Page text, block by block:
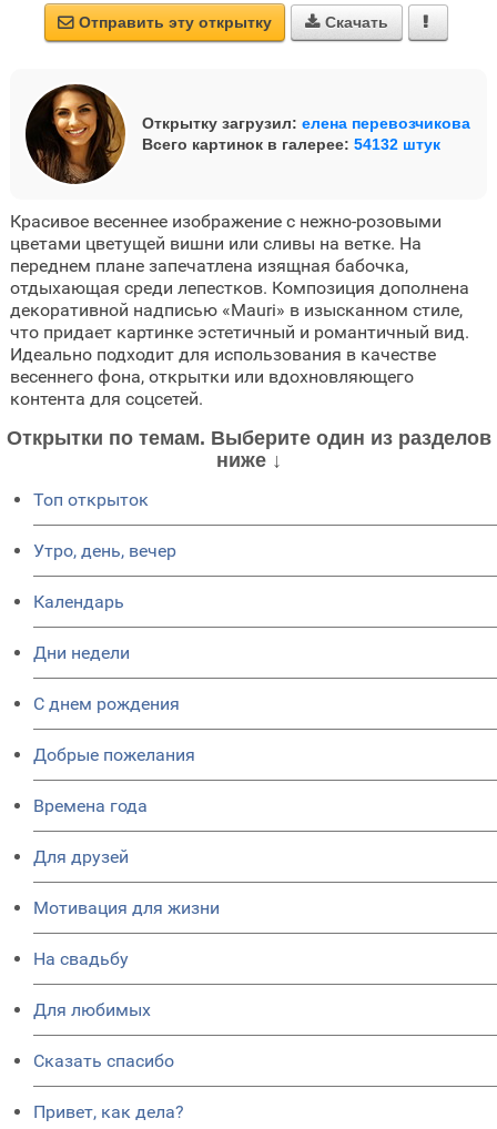
 Отправить эту открытку  Скачать 
Открытку загрузил: елена перевозчикова
Всего картинок в галерее: 54132 штук
Красивое весеннее изображение с нежно-розовыми
цветами цветущей вишни или сливы на ветке. На
переднем плане запечатлена изящная бабочка,
отдыхающая среди лепестков. Композиция дополнена
декоративной надписью «Mauri» в изысканном стиле,
что придает картинке эстетичный и романтичный вид.
Идеально подходит для использования в качестве
весеннего фона, открытки или вдохновляющего
контента для соцсетей.
Открытки по темам. Выберите один из разделов
ниже ↓
Топ открыток
Утро, день, вечер
Календарь
Дни недели
C днем рождения
Добрые пожелания
Времена года
Для друзей
Мотивация для жизни
На свадьбу
Для любимых
Сказать спасибо
Привет, как дела?